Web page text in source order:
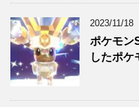
2023/11/18
ポケモン
したポケ